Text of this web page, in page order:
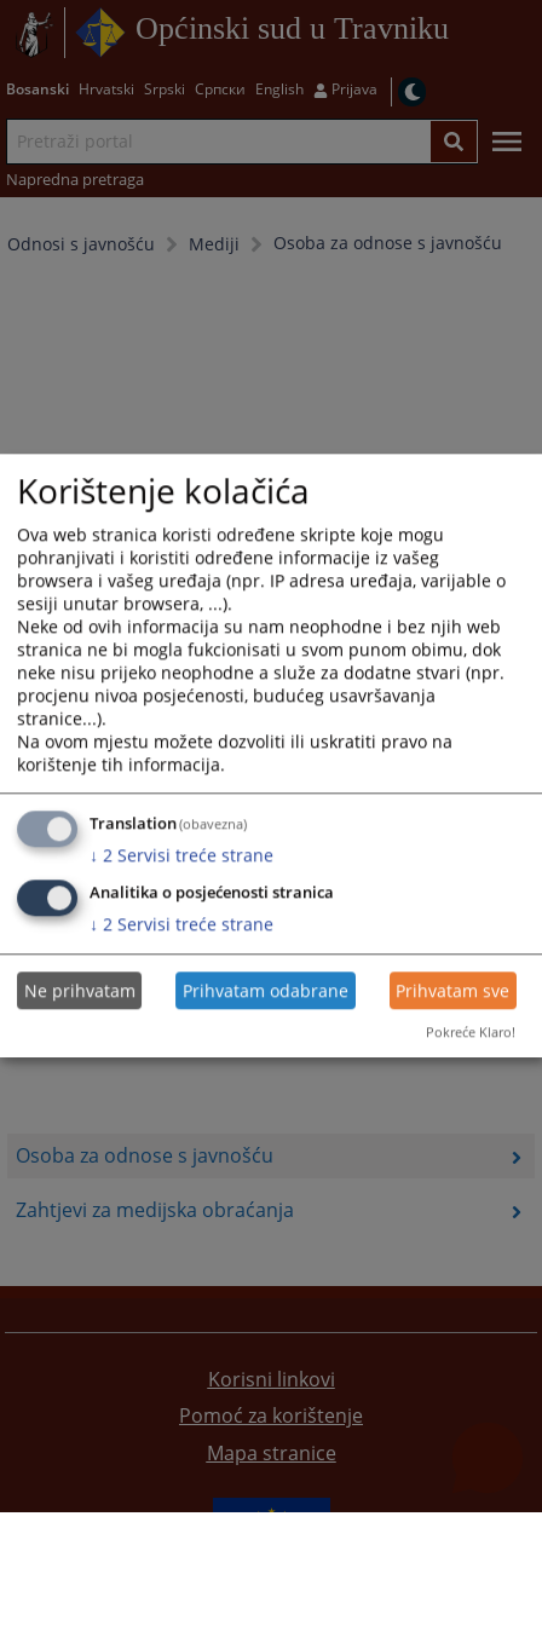
Općinski sud u Travniku
Bosanski Hrvatski Srpski Српски English Prijava
Napredna pretraga
Odnosi s javnošću Mediji Osoba za odnose s javnošću
Osoba za odnose s javnošću
Zahtjevi za medijska obraćanja
Trenutno nema vijesti
Korisni linkovi
Pomoć za korištenje
Mapa stranice
Korištenje kolačića
Ova web stranica koristi određene skripte koje mogu
pohranjivati i koristiti određene informacije iz vašeg
browsera i vašeg uređaja (npr. IP adresa uređaja, varijable o
sesiji unutar browsera, ...).
Neke od ovih informacija su nam neophodne i bez njih web
stranica ne bi mogla fukcionisati u svom punom obimu, dok
neke nisu prijeko neophodne a služe za dodatne stvari (npr.
procjenu nivoa posjećenosti, budućeg usavršavanja
stranice...).
Na ovom mjestu možete dozvoliti ili uskratiti pravo na
korištenje tih informacija.
Translation(obavezna)
↓ 2 Servisi treće strane
Analitika o posjećenosti stranica
↓ 2 Servisi treće strane
Ne prihvatam Prihvatam odabrane Prihvatam sve
Pokreće Klaro!